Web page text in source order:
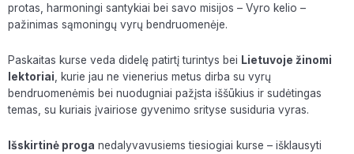
protas, harmoningi santykiai bei savo misijos – Vyro kelio –
pažinimas sąmoningų vyrų bendruomenėje.
Paskaitas kurse veda didelę patirtį turintys bei Lietuvoje žinomi
lektoriai , kurie jau ne vienerius metus dirba su vyrų
bendruomenėmis bei nuodugniai pažįsta iššūkius ir sudėtingas
temas, su kuriais įvairiose gyvenimo srityse susiduria vyras.
Išskirtinė proga nedalyvavusiems tiesiogiai kurse – išklausyti